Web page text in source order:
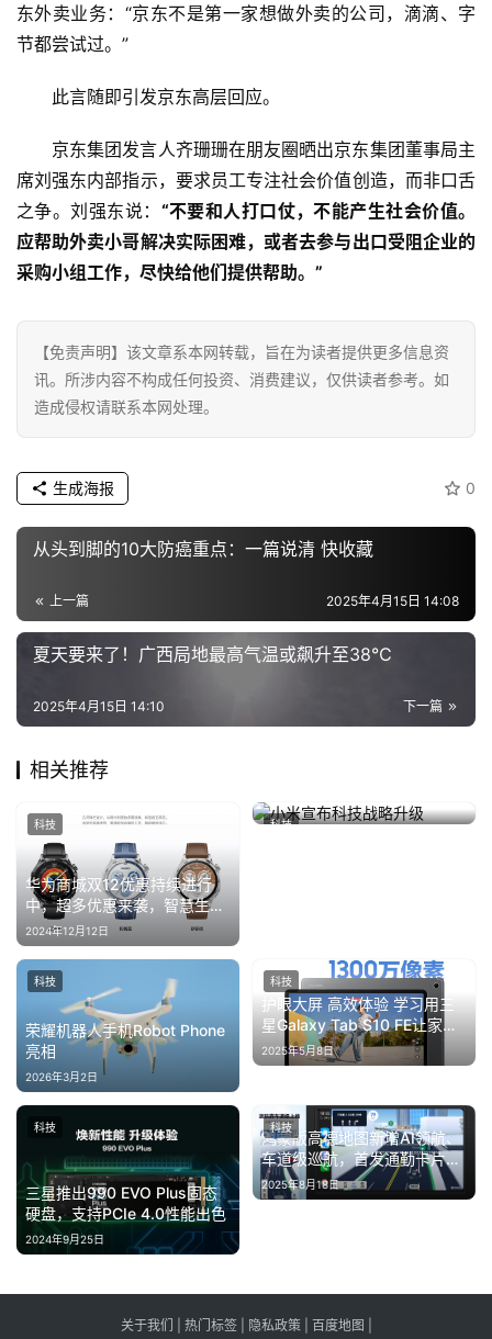
教
汽
车
·
能
东外卖业务：“京东不是第一家想做外卖的公司，滴滴、字
节都尝试过。”
此言随即引发京东高层回应。
京东集团发言人齐珊珊在朋友圈晒出京东集团董事局主
席刘强东内部指示，要求员工专注社会价值创造，而非口舌
之争。刘强东说： “不要和人打口仗，不能产生社会价值。
应帮助外卖小哥解决实际困难，或者去参与出口受阻企业的
采购小组工作，尽快给他们提供帮助。”
【免责声明】该文章系本网转载，旨在为读者提供更多信息资
讯。所涉内容不构成任何投资、消费建议，仅供读者参考。如
造成侵权请联系本网处理。
0
生成海报
从头到脚的10大防癌重点：一篇说清 快收藏
上一篇 2025年4月15日 14:08
夏天要来了！广西局地最高气温或飙升至38℃
下一篇
2025年4月15日 14:10
相关推荐
华为商城双12优惠持续进行
中，超多优惠来袭，智慧生活
触手可及
2024年12月12日
科技 小米宣布科技战略升级
2023年8月15日
科技
荣耀机器人手机Robot Phone
亮相
2026年3月2日
科技
护眼大屏 高效体验 学习用三
星Galaxy Tab S10 FE让家人
更放心
2025年5月8日
科技
三星推出990 EVO Plus固态
硬盘，支持PCIe 4.0性能出色
2024年9月25日
科技
鸿蒙版高德地图新增AI领航、
车道级巡航，首发通勤卡片建
议
2025年8月18日
科技
关于我们 热门标签 隐私政策 百度地图